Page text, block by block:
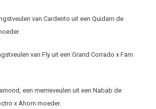
van Cardento uit een Quidam de
van Fly uit een Grand Corrado x Farn
een merrieveulen uit een Nabab de
x Ahorn moeder.